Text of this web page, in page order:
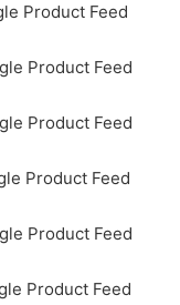
Product Feed
Product Feed
Product Feed
Product Feed
Product Feed
Product Feed